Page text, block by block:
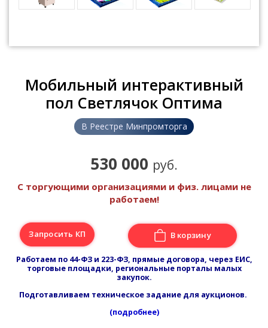
Мобильный интерактивный
пол Светлячок Оптима
В Реестре Минпромторга
530 000 руб.
С торгующими организациями и физ. лицами не
работаем!
Запросить КП В корзину
Работаем по 44-ФЗ и 223-ФЗ, прямые договора, через ЕИС,
торговые площадки, региональные порталы малых
закупок.
Подготавливаем техническое задание для аукционов.
(подробнее)